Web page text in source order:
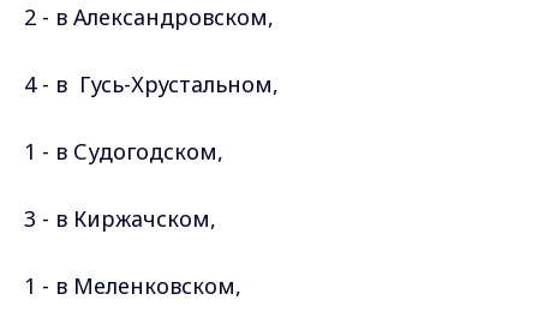
2 - в Александровском,
4 - в Гусь-Хрустальном,
1 - в Судогодском,
3 - в Киржачском,
1 - в Меленковском,